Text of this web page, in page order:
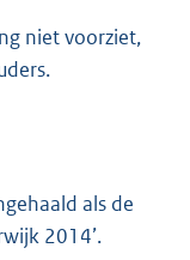
niet voorziet,
als de
2014’.